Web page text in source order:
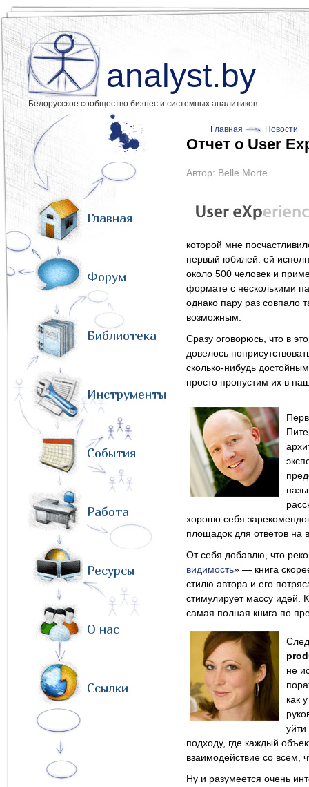
analyst.by
Белорусское сообщество бизнес и системных аналитиков
Главная
Форум
Библиотека
Инструменты
События
Работа
Ресурсы
О нас
Ссылки
Главная Новости
Отчет о User
Автор: Belle Morte
которой мне
первый юбилей: ей
около 500 человек и
формате с несколькими
однако пару раз совпало
возможным.
Сразу оговорюсь, что в
довелось
сколько-нибудь
просто пропустим их в
хорошо себя
площадок для ответов
От себя добавлю, что
видимость» — книга
стилю автора и его
стимулирует массу идей.
самая полная книга по
не
как
подходу, где каждый
взаимодействие со всем,
Ну и разумеется очень